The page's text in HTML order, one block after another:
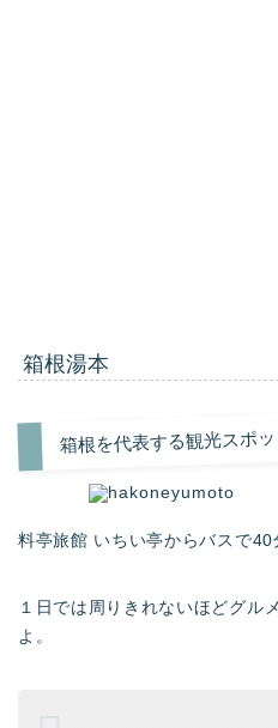
箱根湯本
箱根を代表する観光スポッ
料亭旅館 いちい亭からバスで40
１日では周りきれないほどグル
よ。